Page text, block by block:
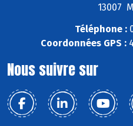
13007
Téléphone :
Coordonnées GPS :
Nous suivre sur